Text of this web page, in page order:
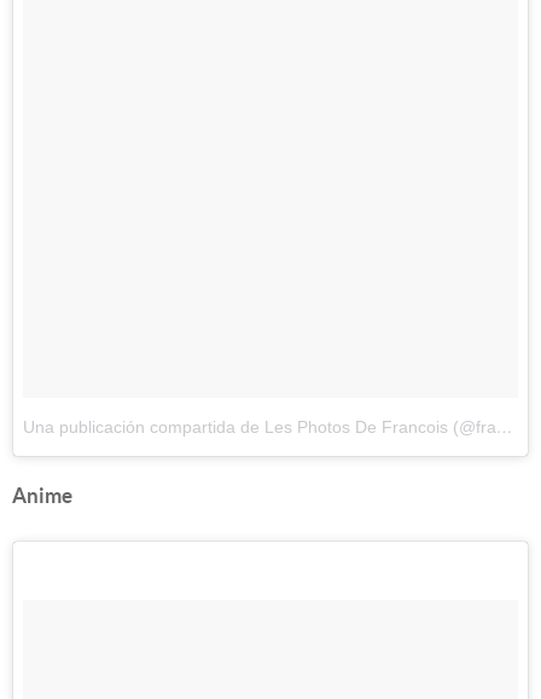
Una publicación compartida de Les Photos De Francois (@francoisdourlen)
Anime